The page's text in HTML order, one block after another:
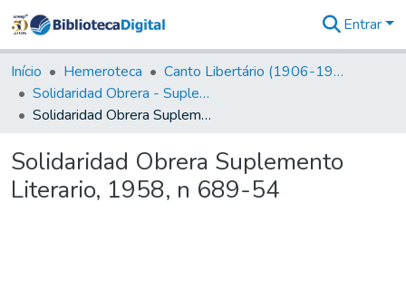
&
Coleções
Tudo na
Biblioteca
Estatísticas
Entrar
Início Hemeroteca
Canto Libertário (1906-1995)
Solidaridad Obrera - Suplemento Literario
Solidaridad Obrera Suplemento Literario, 1958, n 689-54
Solidaridad Obrera Suplemento
Literario, 1958, n 689-54